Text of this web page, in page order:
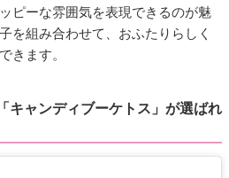
ピーな雰囲気を表現できるのが魅
を組み合わせて、おふたりらしく
きます。
キャンディブーケトス」が選ばれ